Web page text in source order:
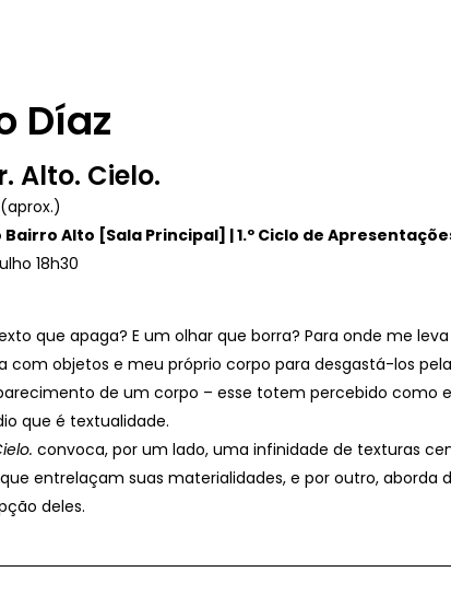
Díaz
Alto. Cielo.
Alto [Sala Principal] | 1.º Ciclo de
18h30
que apaga? E um olhar que borra? Para onde me
com objetos e meu próprio corpo para desgastá-los
de um corpo – esse totem percebido como
que é textualidade.
convoca, por um lado, uma infinidade de texturas
entrelaçam suas materialidades, e por outro,
deles.